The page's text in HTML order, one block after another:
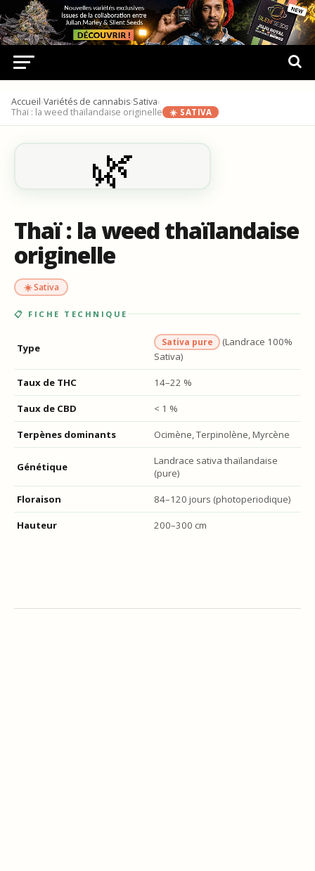
Accueil›Variétés de cannabis›Sativa›
Thaï : la weed thaïlandaise originelle
☀️ SATIVA
🌿
Thaï : la weed thaïlandaise
originelle
☀️ Sativa
📋 FICHE TECHNIQUE
Type Sativa pure
(Landrace 100%
Sativa)
Taux de THC 14–22 %
Taux de CBD < 1 %
Terpènes dominants Ocimène, Terpinolène, Myrcène
Génétique
Landrace sativa thaïlandaise
(pure)
Floraison 84–120 jours (photoperiodique)
Hauteur 200–300 cm